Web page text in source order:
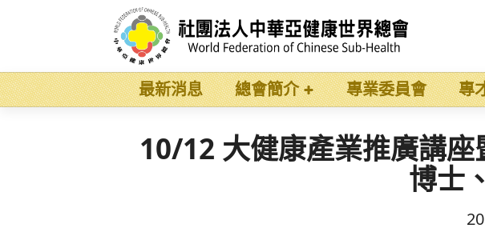
最新消息 總會簡介 專業委員會 專
10/12 大健康產業推廣講
博士